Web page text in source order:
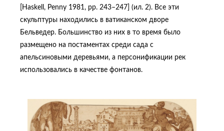
[Haskell, Penny 1981, pp. 243–247] (ил. 2). Все эти
скульптуры находились в ватиканском дворе
Бельведер. Большинство из них в то время было
размещено на постаментах среди сада с
апельсиновыми деревьями, а персонификации рек
использовались в качестве фонтанов.